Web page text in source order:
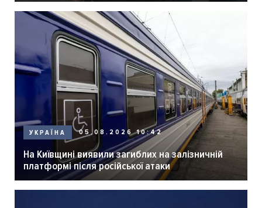
УКРАЇНА 05.08.2026 10:42
На Київщині виявили загиблих на залізничній
платформі після російської атаки